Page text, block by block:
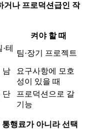
거나 프로덕션급인 작
켜야 할 때
테
팀·장기 프로젝트
남
요구사항에 모호
성이 있을 때
단
프로덕션으로 갈
기능
통행료가 아니라 선택